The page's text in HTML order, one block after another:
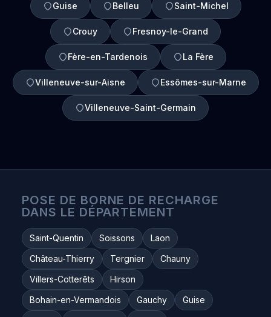
Guise Belleu Saint-Michel
Crouy Fresnoy-le-Grand
Fère-en-Tardenois La Fère
Villeneuve-sur-Aisne Essômes-sur-Marne
Villeneuve-Saint-Germain
POSE DE BORNE DE RECHARGE
DANS LE DÉPARTEMENT
Saint-Quentin Soissons
Laon
Château-Thierry
Tergnier
Chauny
Villers-Cotterêts
Hirson
Bohain-en-Vermandois
Gauchy
Guise